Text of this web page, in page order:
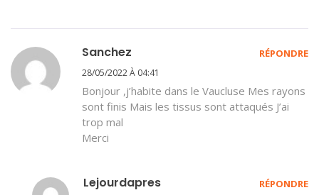
Sanchez
28/05/2022 À 04:41
Bonjour ,j’habite dans le Vaucluse Mes rayons
sont finis Mais les tissus sont attaqués J’ai
trop mal
Merci
RÉPONDRE
Lejourdapres RÉPONDRE